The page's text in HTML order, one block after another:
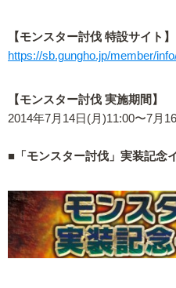
【モンスター討伐 特設サイト】
https://sb.gungho.jp/member/
【モンスター討伐 実施期間】
2014年7月14日(月)11:00〜7月
■「モンスター討伐」実装記念